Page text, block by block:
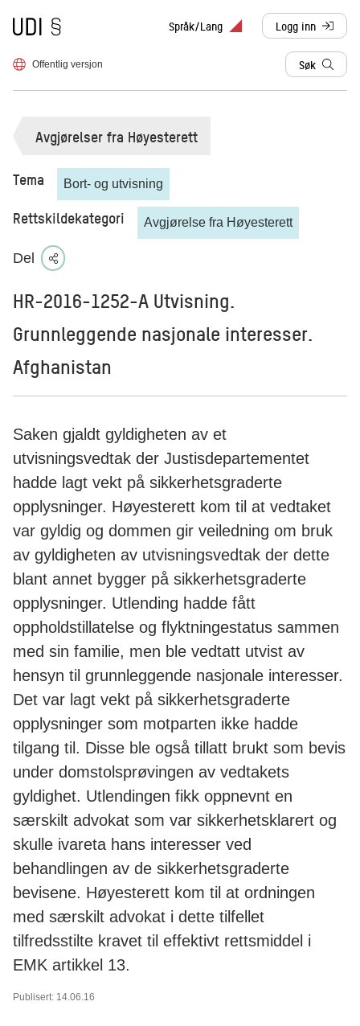
Til forsiden Språk/Lang Logg inn
, sendes til
Offentlig versjon Søk
Avgjørelser fra Høyesterett
Tema Bort- og utvisning
Rettskildekategori Avgjørelse fra Høyesterett
Del
HR-2016-1252-A Utvisning.
Grunnleggende nasjonale interesser.
Afghanistan
Saken gjaldt gyldigheten av et
utvisningsvedtak der Justisdepartementet
hadde lagt vekt på sikkerhetsgraderte
opplysninger. Høyesterett kom til at vedtaket
var gyldig og dommen gir veiledning om bruk
av gyldigheten av utvisningsvedtak der dette
blant annet bygger på sikkerhetsgraderte
opplysninger. Utlending hadde fått
oppholdstillatelse og flyktningestatus sammen
med sin familie, men ble vedtatt utvist av
hensyn til grunnleggende nasjonale interesser.
Det var lagt vekt på sikkerhetsgraderte
opplysninger som motparten ikke hadde
tilgang til. Disse ble også tillatt brukt som bevis
under domstolsprøvingen av vedtakets
gyldighet. Utlendingen fikk oppnevnt en
særskilt advokat som var sikkerhetsklarert og
skulle ivareta hans interesser ved
behandlingen av de sikkerhetsgraderte
bevisene. Høyesterett kom til at ordningen
med særskilt advokat i dette tilfellet
tilfredsstilte kravet til effektivt rettsmiddel i
EMK artikkel 13.
Publisert: 14.06.16